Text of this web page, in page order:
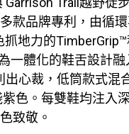
款品牌專利，由循
地力的
一體化的鞋舌設計
出心裁，低筒款式混
色。每雙鞋均注入
致敬。